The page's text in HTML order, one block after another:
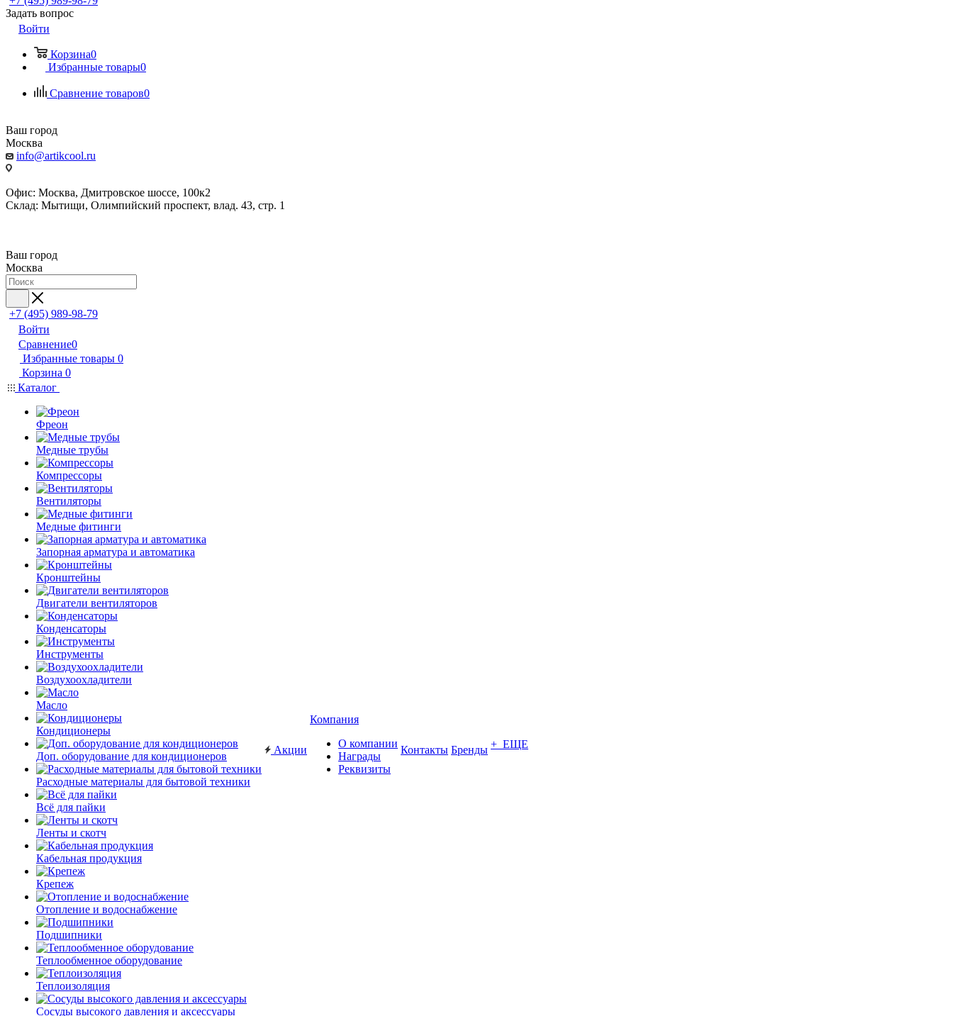
Задать вопрос
Войти
Корзина0
Избранные товары0
Сравнение товаров0
Ваш город
Москва
info@artikcool.ru
Офис: Москва, Дмитровское шоссе, 100к2
Склад: Мытищи, Олимпийский проспект, влад. 43, стр. 1
Ваш город
Москва
+7 (495) 989-98-79
Войти
Сравнение0
Избранные товары 0
Корзина 0
Каталог
Фреон
Медные трубы
Компрессоры
Вентиляторы
Медные фитинги
Запорная арматура и автоматика
Кронштейны
Двигатели вентиляторов
Конденсаторы
Инструменты
Воздухоохладители
Масло
Кондиционеры
Доп. оборудование для кондиционеров
Расходные материалы для бытовой техники
Всё для пайки
Ленты и скотч
Кабельная продукция
Крепеж
Отопление и водоснабжение
Подшипники
Теплообменное оборудование
Теплоизоляция
Сосуды высокого давления и аксессуары
Акции
Компания
О компании
Награды
Реквизиты
Контакты Бренды + ЕЩЕ